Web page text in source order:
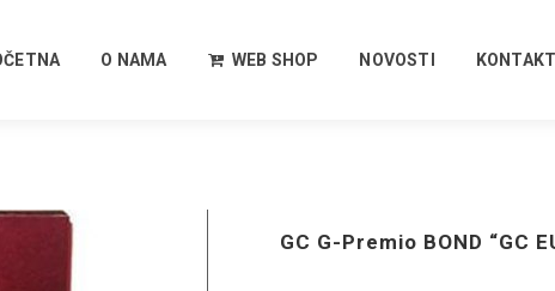
O NAMA WEB SHOP NOVOSTI KONTAKT
GC G-Premio BOND “GC